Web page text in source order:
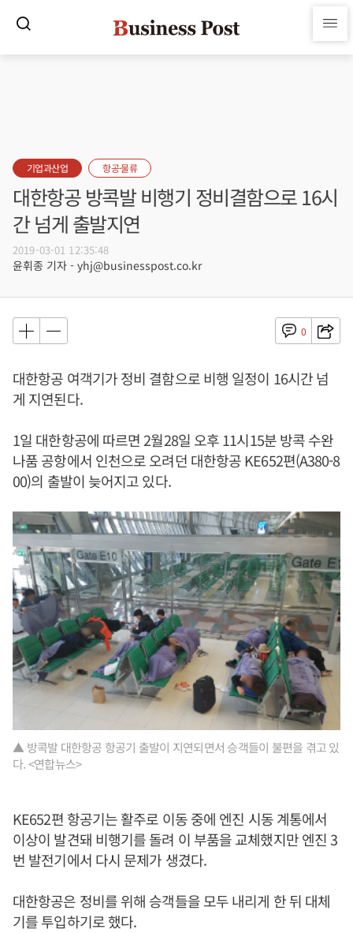
기업과산업 항공·물류
대한항공 방콕발 비행기 정비결함으로 16시
간 넘게 출발지연
2019-03-01 12:35:48
윤휘종 기자 - yhj@businesspost.co.kr
0
대한항공 여객기가 정비 결함으로 비행 일정이 16시간 넘
게 지연된다.
1일 대한항공에 따르면 2월28일 오후 11시15분 방콕 수완
나품 공항에서 인천으로 오려던 대한항공 KE652편(A380-8
00)의 출발이 늦어지고 있다.
▲ 방콕발 대한항공 항공기 출발이 지연되면서 승객들이 불편을 겪고 있
다. <연합뉴스>
KE652편 항공기는 활주로 이동 중에 엔진 시동 계통에서
이상이 발견돼 비행기를 돌려 이 부품을 교체했지만 엔진 3
번 발전기에서 다시 문제가 생겼다.
대한항공은 정비를 위해 승객들을 모두 내리게 한 뒤 대체
기를 투입하기로 했다.